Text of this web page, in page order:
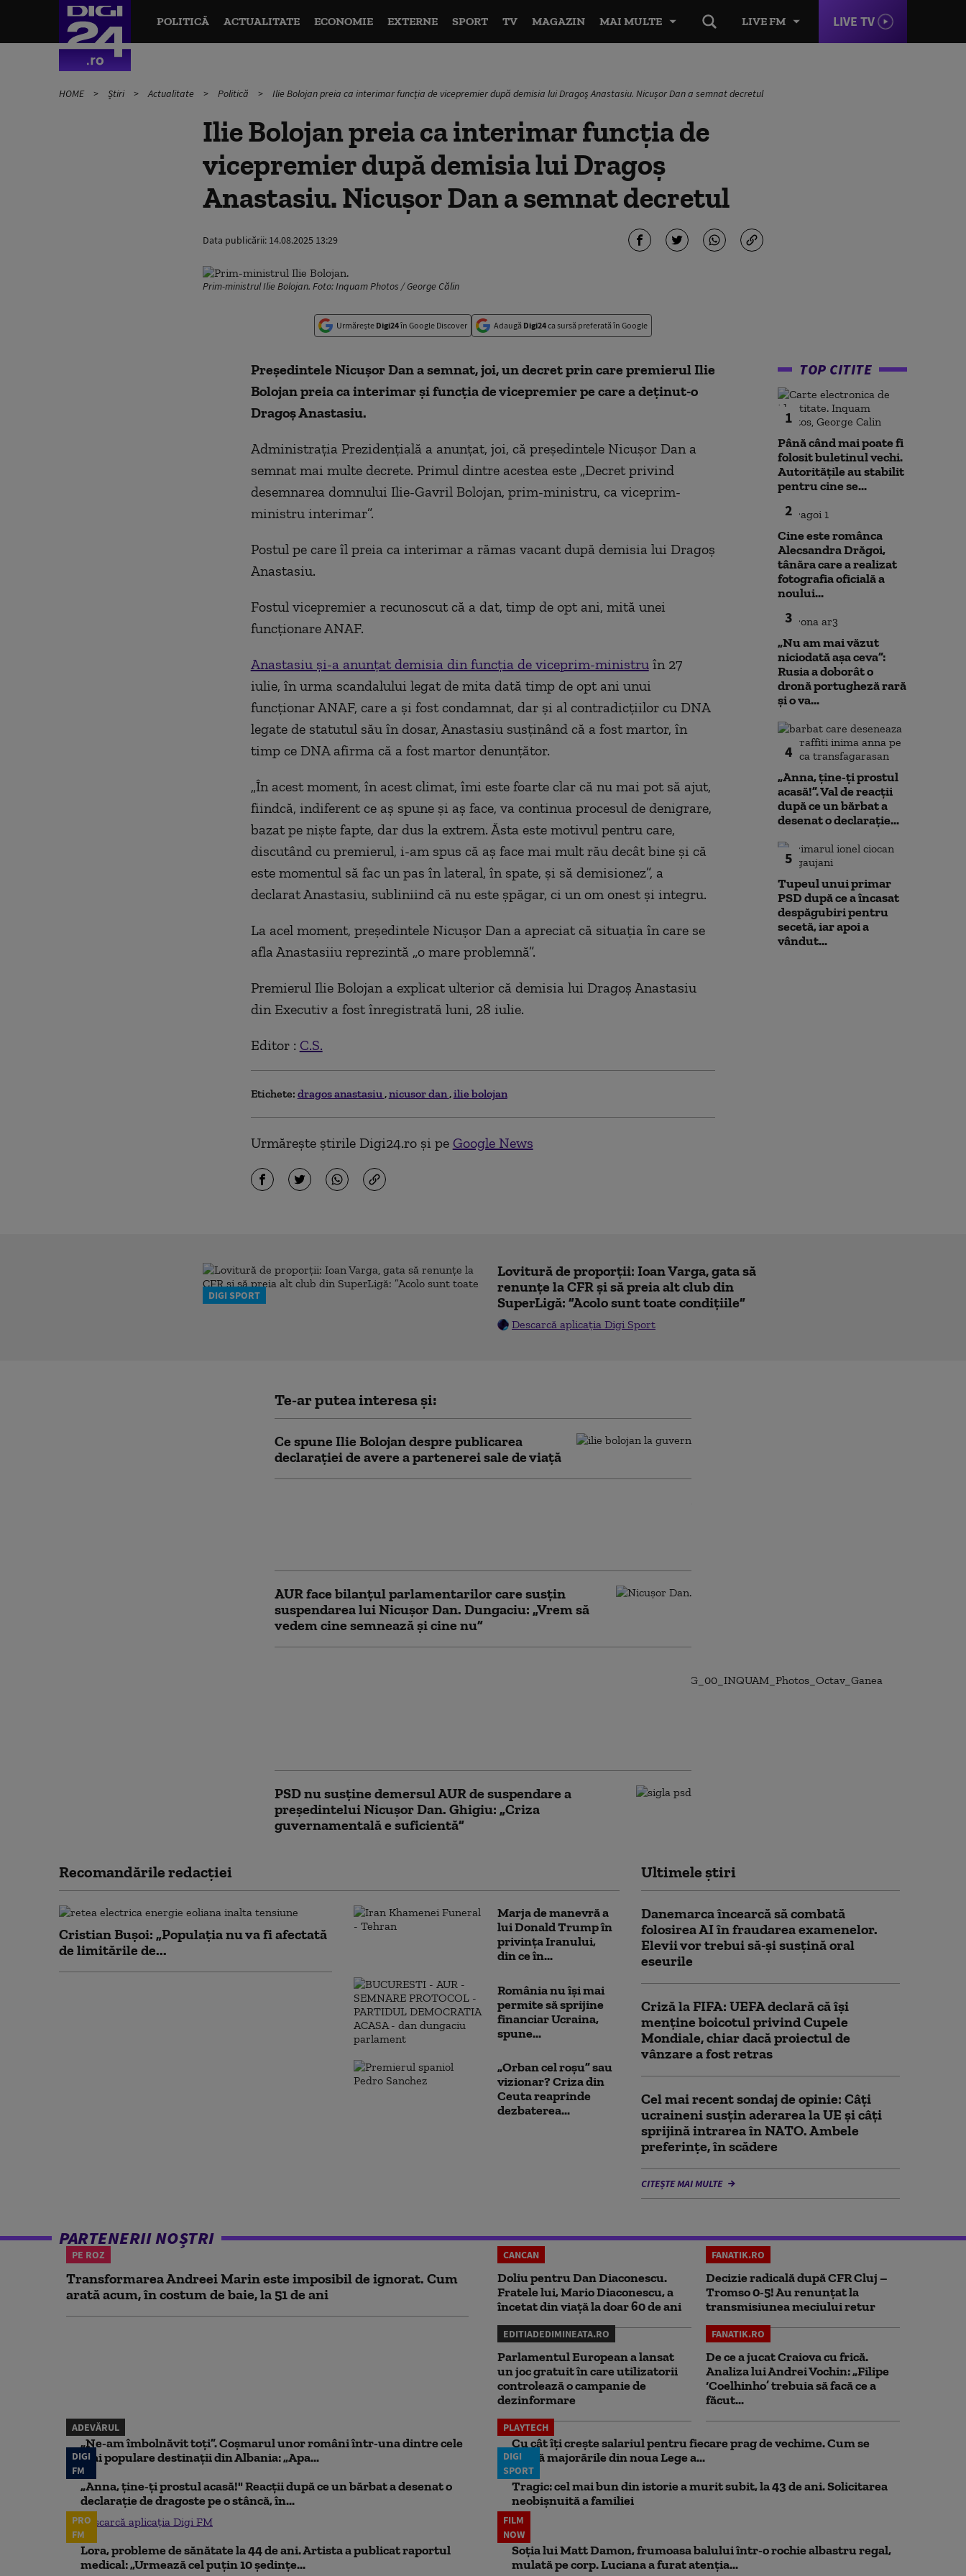
LIVE FM LIVE TV
POLITICĂ ACTUALITATE ECONOMIE EXTERNE SPORT TV MAGAZIN MAI MULTE
HOME Știri Actualitate Politică Ilie Bolojan preia ca interimar funcția de vicepremier după demisia lui Dragoş Anastasiu. Nicușor Dan a semnat decretul
Ilie Bolojan preia ca interimar funcția de
vicepremier după demisia lui Dragoş
Anastasiu. Nicușor Dan a semnat decretul
Data publicării: 14.08.2025 13:29
Prim-ministrul Ilie Bolojan. Foto: Inquam Photos / George Călin
Urmărește Digi24în Google Discover Adaugă Digi24ca sursă preferată în Google
Preşedintele Nicuşor Dan a semnat, joi, un decret prin care premierul Ilie
Bolojan preia ca interimar şi funcţia de vicepremier pe care a deţinut-o
Dragoş Anastasiu.
Administraţia Prezidenţială a anunţat, joi, că preşedintele Nicuşor Dan a
semnat mai multe decrete. Primul dintre acestea este „Decret privind
desemnarea domnului Ilie-Gavril Bolojan, prim-ministru, ca viceprim-
ministru interimar”.
Postul pe care îl preia ca interimar a rămas vacant după demisia lui Dragoş
Anastasiu.
Fostul vicepremier a recunoscut că a dat, timp de opt ani, mită unei
funcţionare ANAF.
Anastasiu şi-a anunţat demisia din funcţia de viceprim-ministruîn 27
iulie, în urma scandalului legat de mita dată timp de opt ani unui
funcţionar ANAF, care a şi fost condamnat, dar şi al contradicţiilor cu DNA
legate de statutul său în dosar, Anastasiu susţinând că a fost martor, în
timp ce DNA afirma că a fost martor denunţător.
„În acest moment, în acest climat, îmi este foarte clar că nu mai pot să ajut,
fiindcă, indiferent ce aş spune şi aş face, va continua procesul de denigrare,
bazat pe nişte fapte, dar dus la extrem. Ăsta este motivul pentru care,
discutând cu premierul, i-am spus că aş face mai mult rău decât bine şi că
este momentul să fac un pas în lateral, în spate, şi să demisionez”, a
declarat Anastasiu, subliniind că nu este şpăgar, ci un om onest şi integru.
La acel moment, preşedintele Nicuşor Dan a apreciat că situaţia în care se
afla Anastasiiu reprezintă „o mare problemnă”.
Premierul Ilie Bolojan a explicat ulterior că demisia lui Dragoş Anastasiu
din Executiv a fost înregistrată luni, 28 iulie.
Editor : C.S.
Etichete: dragos anastasiu nicusor dan ilie bolojan
Urmărește știrile Digi24.ro și pe Google News
TOP CITITE
1
Până când mai poate fi
folosit buletinul vechi.
Autoritățile au stabilit
pentru cine se...
2
Cine este românca
Alecsandra Drăgoi,
tânăra care a realizat
fotografia oficială a
noului...
3
„Nu am mai văzut
niciodată așa ceva”:
Rusia a doborât o
dronă portugheză rară
și o va...
4
„Anna, ţine-ţi prostul
acasă!”. Val de reacții
după ce un bărbat a
desenat o declarație...
5
Tupeul unui primar
PSD după ce a încasat
despăgubiri pentru
secetă, iar apoi a
vândut...
DIGI SPORT
Lovitură de proporții: Ioan Varga, gata să
renunțe la CFR și să preia alt club din
SuperLigă: ”Acolo sunt toate condițiile”
Descarcă aplicația Digi Sport
Te-ar putea interesa și:
Ce spune Ilie Bolojan despre publicarea
declarației de avere a partenerei sale de viață
AUR face bilanțul parlamentarilor care susțin
suspendarea lui Nicușor Dan. Dungaciu: „Vrem să
vedem cine semnează și cine nu”
PSD nu susține demersul AUR de suspendare a
președintelui Nicușor Dan. Ghigiu: „Criza
guvernamentală e suficientă”
Recomandările redacţiei
Cristian Bușoi: „Populația nu va fi afectată
de limitările de...
Marja de manevră a
lui Donald Trump în
privința Iranului,
din ce în...
România nu își mai
permite să sprijine
financiar Ucraina,
spune...
„Orban cel roșu” sau
vizionar? Criza din
Ceuta reaprinde
dezbaterea...
Ultimele știri
Danemarca încearcă să combată
folosirea AI în fraudarea examenelor.
Elevii vor trebui să-şi susţină oral
eseurile
Criză la FIFA: UEFA declară că îşi
menţine boicotul privind Cupele
Mondiale, chiar dacă proiectul de
vânzare a fost retras
Cel mai recent sondaj de opinie: Câți
ucraineni susțin aderarea la UE și câți
sprijină intrarea în NATO. Ambele
preferințe, în scădere
CITEȘTE MAI MULTE
PARTENERII NOȘTRI
PE ROZ
Transformarea Andreei Marin este imposibil de ignorat. Cum
arată acum, în costum de baie, la 51 de ani
CANCAN
Doliu pentru Dan Diaconescu.
Fratele lui, Mario Diaconescu, a
încetat din viață la doar 60 de ani
FANATIK.RO
Decizie radicală după CFR Cluj –
Tromso 0-5! Au renunțat la
transmisiunea meciului retur
EDITIADEDIMINEATA.RO
Parlamentul European a lansat
un joc gratuit în care utilizatorii
controlează o campanie de
dezinformare
FANATIK.RO
De ce a jucat Craiova cu frică.
Analiza lui Andrei Vochin: „Filipe
‘Coelhinho’ trebuia să facă ce a
făcut...
ADEVĂRUL
„Ne-am îmbolnăvit toți”. Coșmarul unor români într-una dintre cele
mai populare destinații din Albania: „Apa...
PLAYTECH
Cu cât îți crește salariul pentru fiecare prag de vechime. Cum se
aplică majorările din noua Lege a...
DIGI
FM
„Anna, ţine-ţi prostul acasă!" Reacţii după ce un bărbat a desenat o
declaraţie de dragoste pe o stâncă, în...
Descarcă aplicația Digi FM
DIGI
SPORT
Tragic: cel mai bun din istorie a murit subit, la 43 de ani. Solicitarea
neobișnuită a familiei
PRO
FM
Lora, probleme de sănătate la 44 de ani. Artista a publicat raportul
medical: „Urmează cel puțin 10 ședințe...
FILM
NOW
Soția lui Matt Damon, frumoasa balului într-o rochie albastru regal,
mulată pe corp. Luciana a furat atenția...